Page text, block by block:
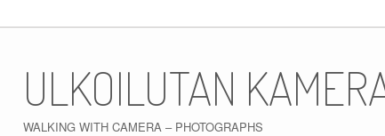
content
ULKOILUTAN
WALKING WITH CAMERA – PHOTOGRAPHS